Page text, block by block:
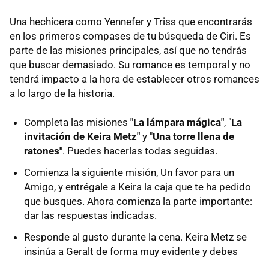
Una hechicera como Yennefer y Triss que encontrarás
en los primeros compases de tu búsqueda de Ciri. Es
parte de las misiones principales, así que no tendrás
que buscar demasiado. Su romance es temporal y no
tendrá impacto a la hora de establecer otros romances
a lo largo de la historia.
Completa las misiones "La lámpara mágica", "La
invitación de Keira Metz" y "Una torre llena de
ratones". Puedes hacerlas todas seguidas.
Comienza la siguiente misión, Un favor para un
Amigo, y entrégale a Keira la caja que te ha pedido
que busques. Ahora comienza la parte importante:
dar las respuestas indicadas.
Responde al gusto durante la cena. Keira Metz se
insinúa a Geralt de forma muy evidente y debes